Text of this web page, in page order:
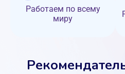
Работаем по всему
миру